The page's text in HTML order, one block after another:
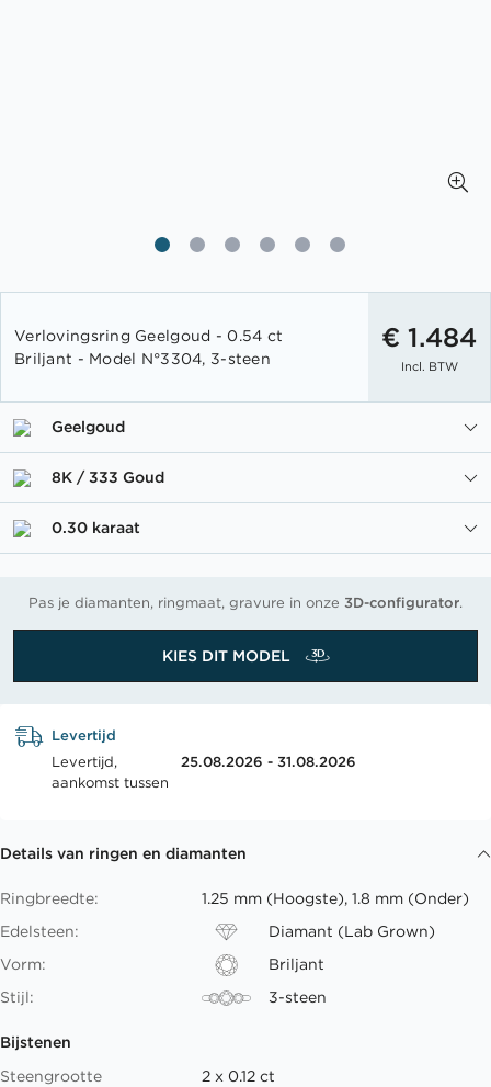
het
begin
de
afbeeldingen-
Verlovingsring Geelgoud - 0.54 ct
Briljant - Model N°3304, 3-steen
€ 1.484
Incl. BTW
Geelgoud
8K / 333 Goud
0.30 karaat
Pas je diamanten, ringmaat, gravure in onze 3D-configurator.
KIES DIT MODEL
Levertijd
Levertijd,
aankomst tussen
25.08.2026 - 31.08.2026
Details van ringen en diamanten
Ringbreedte:
1.25 mm (Hoogste), 1.8 mm (Onder)
Edelsteen:
Diamant (Lab Grown)
Vorm:
Briljant
Stijl:
3-steen
Bijstenen
Steengrootte
2 x 0.12 ct